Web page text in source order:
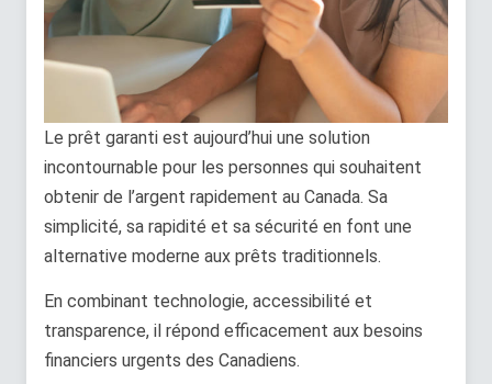
Le prêt garanti est aujourd’hui une solution
incontournable pour les personnes qui souhaitent
obtenir de l’argent rapidement au Canada. Sa
simplicité, sa rapidité et sa sécurité en font une
alternative moderne aux prêts traditionnels.
En combinant technologie, accessibilité et
transparence, il répond efficacement aux besoins
financiers urgents des Canadiens.